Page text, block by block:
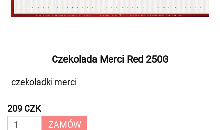
Czekolada Merci Red 250G
czekoladki merci
209 CZK
ZAMÓW